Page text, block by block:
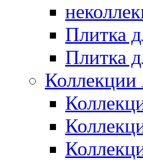
Плитка
Плитка